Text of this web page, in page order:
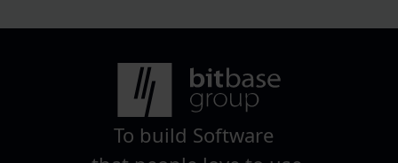
To build Software